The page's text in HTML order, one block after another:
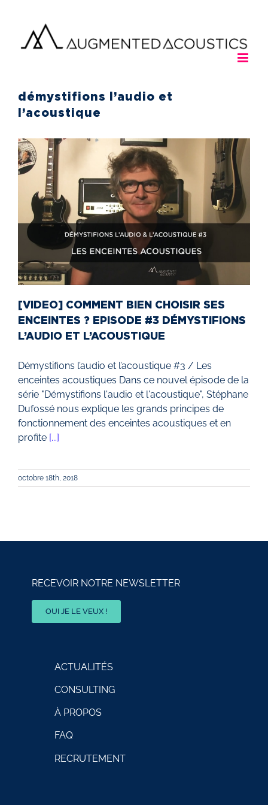
contenu
démystifions l’audio et
l’acoustique
[VIDEO] COMMENT BIEN CHOISIR SES
ENCEINTES ? EPISODE #3 DÉMYSTIFIONS
L’AUDIO ET L’ACOUSTIQUE
Démystifions l’audio et l’acoustique #3 / Les
enceintes acoustiques Dans ce nouvel épisode de la
série "Démystifions l'audio et l'acoustique", Stéphane
Dufossé nous explique les grands principes de
fonctionnement des enceintes acoustiques et en
profite [...]
octobre 18th, 2018
RECEVOIR NOTRE NEWSLETTER
OUI JE LE VEUX !
ACTUALITÉS
CONSULTING
À PROPOS
FAQ
RECRUTEMENT